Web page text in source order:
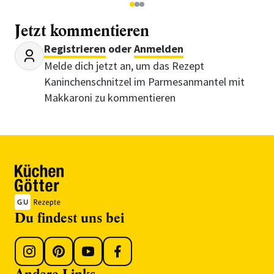
123
Jetzt kommentieren
Registrieren oderAnmelden
Melde dich jetzt an, um das Rezept
Kaninchenschnitzel im Parmesanmantel mit
Makkaroni zu kommentieren
Du findest uns bei